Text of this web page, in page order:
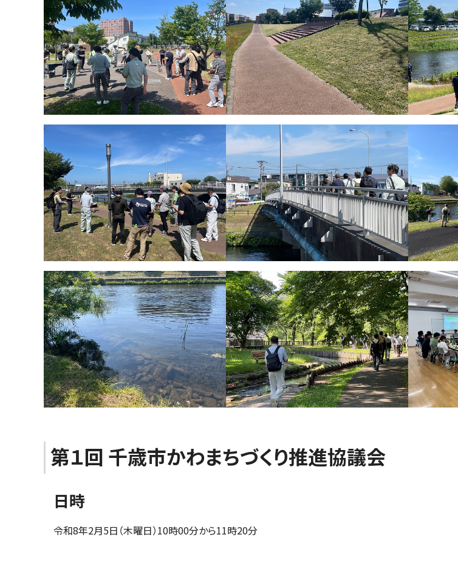
第１回 千歳市かわまちづくり推進協議会
日時
令和8年2月5日（木曜日）10時00分から11時20分